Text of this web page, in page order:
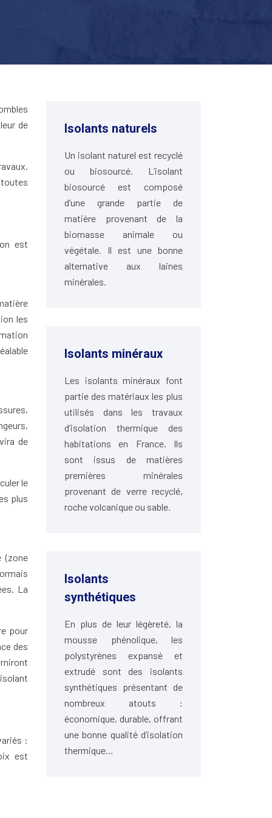
de
est
les
de
le
plus
(zone
La
pour
des
:
est
Isolants naturels
Un isolant naturel est recyclé
ou biosourcé. L’isolant
biosourcé est composé
d’une grande partie de
matière provenant de la
biomasse animale ou
végétale. Il est une bonne
alternative aux laines
minérales.
Isolants minéraux
Les isolants minéraux font
partie des matériaux les plus
utilisés dans les travaux
d’isolation thermique des
habitations en France. Ils
sont issus de matières
premières minérales
provenant de verre recyclé,
roche volcanique ou sable.
Isolants
synthétiques
En plus de leur légèreté, la
mousse phénolique, les
polystyrènes expansé et
extrudé sont des isolants
synthétiques présentant de
nombreux atouts :
économique, durable, offrant
une bonne qualité d’isolation
thermique…